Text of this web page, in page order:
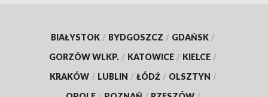
BIAŁYSTOK / BYDGOSZCZ / GDAŃSK /
GORZÓW WLKP. / KATOWICE / KIELCE /
KRAKÓW / LUBLIN / ŁÓDŹ / OLSZTYN /